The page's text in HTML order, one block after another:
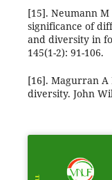
[15]. Neumann
significance of
and diversity in
145(1-2): 91-106.
[16]. Magurran A
diversity. John